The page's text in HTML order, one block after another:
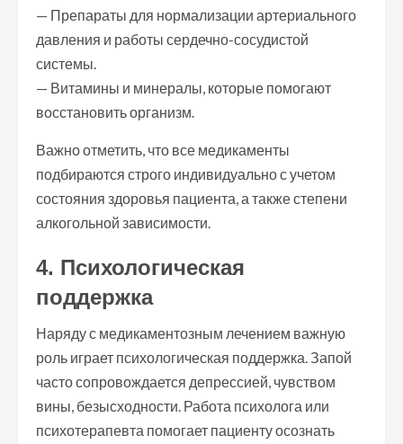
— Препараты для нормализации артериального
давления и работы сердечно-сосудистой
системы.
— Витамины и минералы, которые помогают
восстановить организм.
Важно отметить, что все медикаменты
подбираются строго индивидуально с учетом
состояния здоровья пациента, а также степени
алкогольной зависимости.
4. Психологическая
поддержка
Наряду с медикаментозным лечением важную
роль играет психологическая поддержка. Запой
часто сопровождается депрессией, чувством
вины, безысходности. Работа психолога или
психотерапевта помогает пациенту осознать